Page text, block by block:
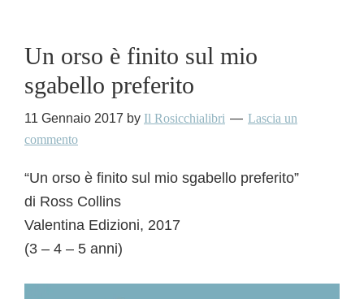
Un orso è finito sul mio
sgabello preferito
11 Gennaio 2017 by Il Rosicchialibri
Lascia un
commento
“Un orso è finito sul mio sgabello preferito”
di Ross Collins
Valentina Edizioni, 2017
(3 – 4 – 5 anni)